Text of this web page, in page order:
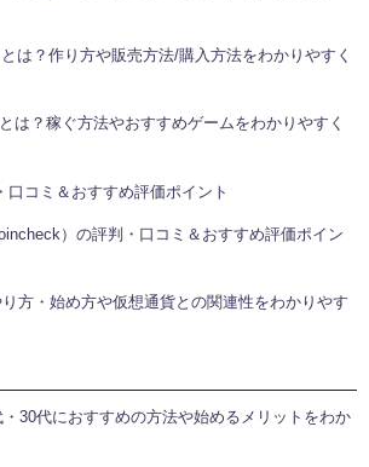
とは？作り方や販売方法/購入方法をわかりやすく
は？稼ぐ方法やおすすめゲームをわかりやすく
口コミ＆おすすめ評価ポイント
）の評判・口コミ＆おすすめ評価ポイン
方・始め方や仮想通貨との関連性をわかりやす
30代におすすめの方法や始めるメリットをわか